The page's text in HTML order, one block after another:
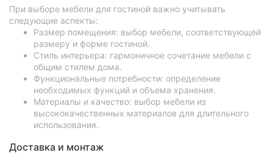
При выборе мебели для гостиной важно учитывать
следующие аспекты:
Размер помещения: выбор мебели, соответствующей
размеру и форме гостиной.
Стиль интерьера: гармоничное сочетание мебели с
общим стилем дома.
Функциональные потребности: определение
необходимых функций и объема хранения.
Материалы и качество: выбор мебели из
высококачественных материалов для длительного
использования.
Доставка и монтаж